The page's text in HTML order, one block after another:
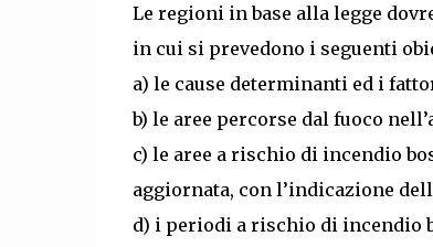
Le regioni in base alla legge
in cui si prevedono i seguenti
a) le cause determinanti ed i
b) le aree percorse dal fuoco
c) le aree a rischio di incendio
aggiornata, con l’indicazione
d) i periodi a rischio di incendio